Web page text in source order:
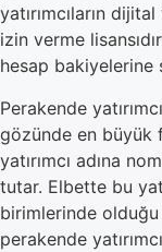
yatırımcıların
izin verme
hesap bakiyelerine
Perakende
gözünde en büyük
yatırımcı adına
tutar. Elbette bu
birimlerinde
perakende